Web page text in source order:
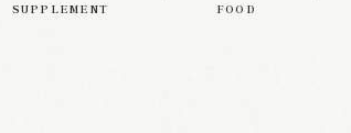
SUPPLEMENT FOOD